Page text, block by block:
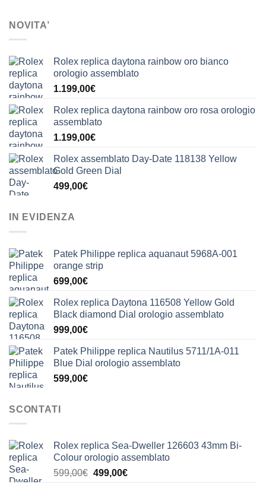
NOVITA’
Rolex replica daytona rainbow oro bianco
orologio assemblato
1.199,00€
Rolex replica daytona rainbow oro rosa orologio
assemblato
1.199,00€
Rolex assemblato Day-Date 118138 Yellow
Gold Green Dial
499,00€
IN EVIDENZA
Patek Philippe replica aquanaut 5968A-001
orange strip
699,00€
Rolex replica Daytona 116508 Yellow Gold
Black diamond Dial orologio assemblato
999,00€
Patek Philippe replica Nautilus 5711/1A-011
Blue Dial orologio assemblato
599,00€
SCONTATI
Rolex replica Sea-Dweller 126603 43mm Bi-
Colour orologio assemblato
599,00€ Il
499,00€Il